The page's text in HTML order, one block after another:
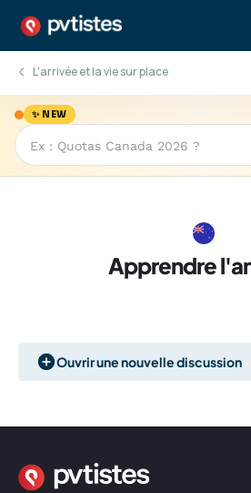
L'arrivée et la vie sur place
✨ NEW
Apprendre
Ouvrir une nouvelle discussion